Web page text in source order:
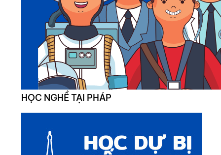
HỌC NGHỀ TẠI PHÁP